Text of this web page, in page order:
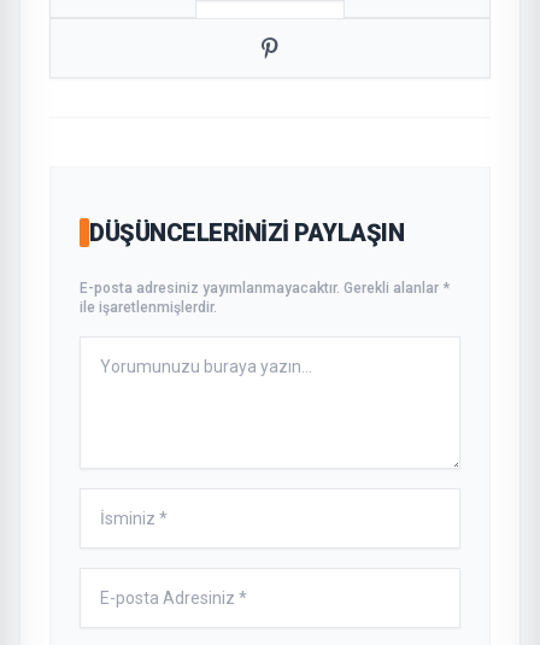
DÜŞÜNCELERINIZI PAYLAŞIN
E-posta adresiniz yayımlanmayacaktır. Gerekli alanlar *
ile işaretlenmişlerdir.